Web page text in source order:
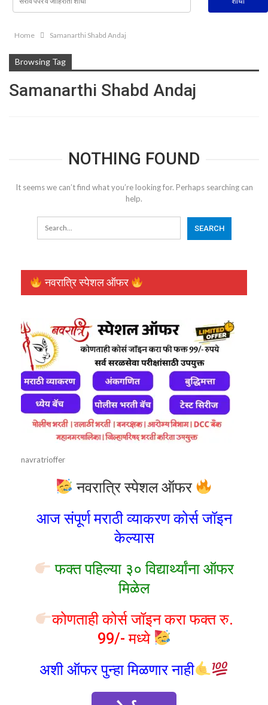
Home Samanarthi Shabd Andaj
Browsing Tag
Samanarthi Shabd Andaj
NOTHING FOUND
It seems we can’t find what you’re looking for. Perhaps searching can
help.
नवरात्रि स्पेशल ऑफर
navratrioffer
नवरात्रि स्पेशल ऑफर
आज संपूर्ण मराठी व्याकरण कोर्स जॉइन
केल्यास
फक्त पहिल्या ३० विद्यार्थ्यांना ऑफर
मिळेल
कोणताही कोर्स जॉइन करा फक्त रु.
99/- मध्ये
अशी ऑफर पुन्हा मिळणार नाही